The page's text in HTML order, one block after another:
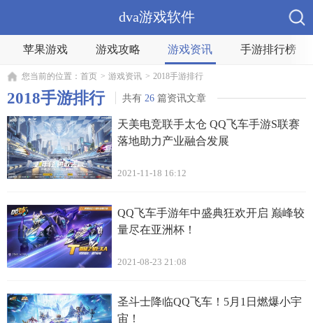
dva游戏软件
苹果游戏 游戏攻略 游戏资讯 手游排行榜
您当前的位置： 首页 > 游戏资讯 > 2018手游排行
2018手游排行 共有 26 篇资讯文章
天美电竞联手太仓 QQ飞车手游S联赛
落地助力产业融合发展
2021-11-18 16:12
QQ飞车手游年中盛典狂欢开启 巅峰较
量尽在亚洲杯！
2021-08-23 21:08
圣斗士降临QQ飞车！5月1日燃爆小宇
宙！